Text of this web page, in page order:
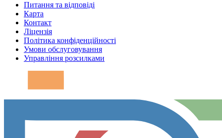
Питання та відповіді
Карта
Контакт
Ліцензія
Політика конфіденційності
Умови обслуговування
Управління розсилками